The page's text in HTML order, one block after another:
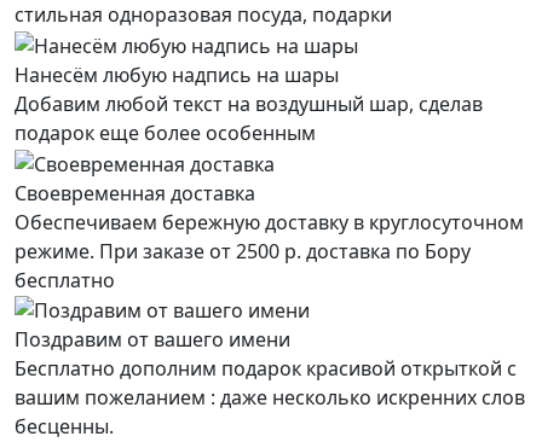
стильная одноразовая посуда, подарки
Нанесём любую надпись на шары
Добавим любой текст на воздушный шар, сделав
подарок еще более особенным
Своевременная доставка
Обеспечиваем бережную доставку в круглосуточном
режиме. При заказе от 2500 р. доставка по Бору
бесплатно
Поздравим от вашего имени
Бесплатно дополним подарок красивой открыткой с
вашим пожеланием : даже несколько искренних слов
бесценны.